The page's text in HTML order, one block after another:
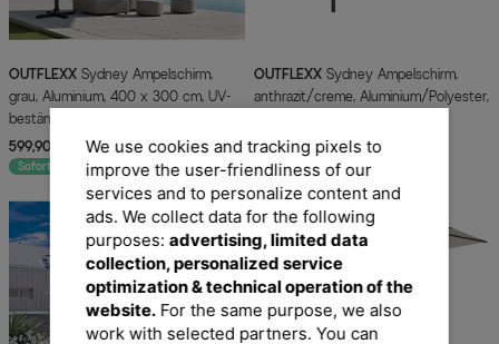
OUTFLEXX
grau, Aluminium, 400 x 300 cm, UV-
beständig, wasserabweisend, mit Air-
Vent System, langlebiges Material
599,90 € UVP 979,90 € -39%
Sofort lieferbar
OUTFLEXX
anthrazit/creme, Aluminium/Polyester,
749,90 € UVP 1.269,00 €
We use cookies and tracking pixels to
improve the user-friendliness of our
services and to personalize content and
ads. We collect data for the following
purposes: advertising, limited data
collection, personalized service
optimization & technical operation of the
website.For the same purpose, we also
work with selected partners. You can